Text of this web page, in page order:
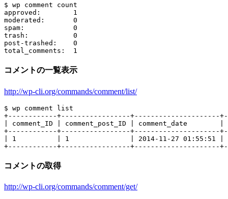
$ wp comment count
approved:        1
moderated:       0
spam:            0
trash:           0
post-trashed:    0
コメントの一覧表示
http://wp-cli.org/commands/comment/list/
$ wp comment list
+------------+-----------------+---------------------
| comment_ID | comment_post_ID | comment_date        |
+------------+-----------------+---------------------
| 1          | 1               | 2014-11-27
コメントの取得
http://wp-cli.org/commands/comment/get/